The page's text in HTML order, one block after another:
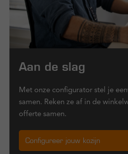
Aan de slag
Met onze configurator stel je
samen. Reken ze af in de
offerte samen.
Configureer jouw kozijn